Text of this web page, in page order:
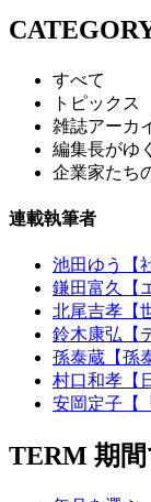
すべて
トピックス
雑誌アーカ
編集長がゆく
企業家たち
連載執筆者
池田ゆう【
鎌田富久【
北尾吉孝【
鈴木康弘【
孫泰蔵【孫
村口和孝【
安岡定子【
TERM 期